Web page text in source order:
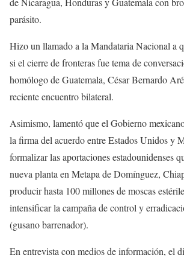
parásito.
Hizo un llamado a la Mandataria Nacional a
si el cierre de fronteras fue tema de
homólogo de Guatemala, César Bernardo
reciente encuentro bilateral.
Asimismo, lamentó que el Gobierno
la firma del acuerdo entre Estados Unidos y
formalizar las aportaciones estadounidenses
nueva planta en Metapa de Domínguez,
producir hasta 100 millones de moscas
intensificar la campaña de control y
(gusano barrenador).
En entrevista con medios de información, el